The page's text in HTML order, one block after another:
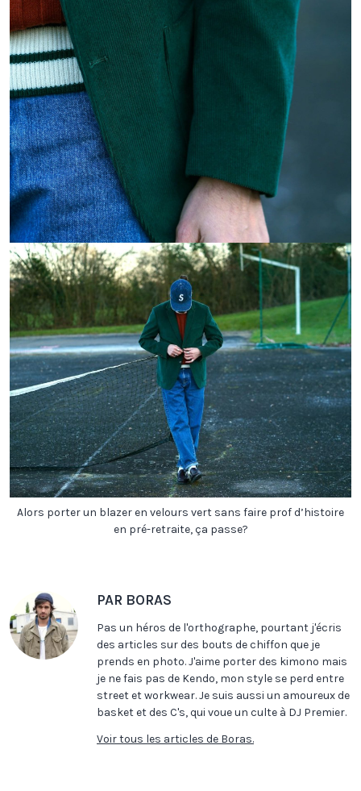
Alors porter un blazer en velours vert sans faire prof d’histoire
en pré-retraite, ça passe?
PAR BORAS
Pas un héros de l'orthographe, pourtant j'écris
des articles sur des bouts de chiffon que je
prends en photo. J'aime porter des kimono mais
je ne fais pas de Kendo, mon style se perd entre
street et workwear. Je suis aussi un amoureux de
basket et des C's, qui voue un culte à DJ Premier.
Voir tous les articles de Boras.